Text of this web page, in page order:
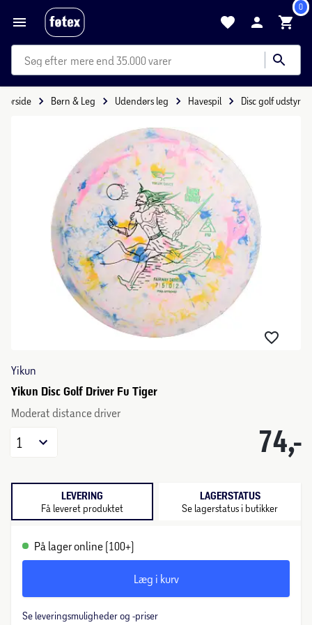
0
mere end 35.000 varer
Forside Børn & Leg Udendørs leg Havespil Disc golf udstyr
Yikun
Yikun Disc Golf Driver Fu Tiger
Moderat distance driver
74,-
1
LEVERING
Få leveret produktet
LAGERSTATUS
Se lagerstatus i butikker
På lager online (100+)
Læg i kurv
Se leveringsmuligheder og -priser